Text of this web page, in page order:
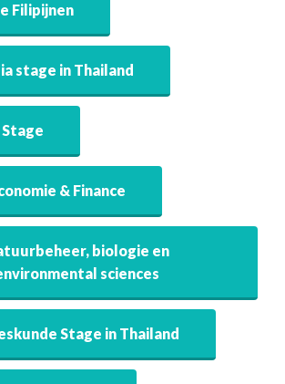
Filipijnen
stage in Thailand
& Finance
biologie en
sciences
Stage in Thailand